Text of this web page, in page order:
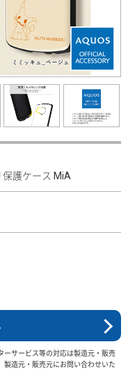
保護ケース MiA
ーサービス等の対応は製造元・販売
製造元・販売元にお問い合わせいた